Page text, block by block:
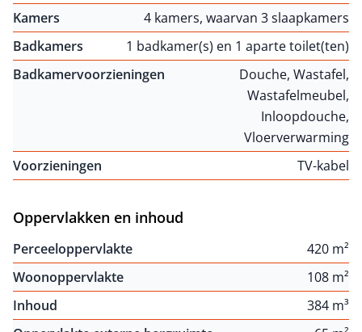
Kamers
4 kamers, waarvan 3 slaapkamers
Badkamers
1 badkamer(s) en 1 aparte toilet(ten)
Badkamervoorzieningen
Douche, Wastafel,
Wastafelmeubel,
Inloopdouche,
Vloerverwarming
Voorzieningen
TV-kabel
Oppervlakken en inhoud
Perceeloppervlakte
420 m²
Woonoppervlakte
108 m²
Inhoud
384 m³